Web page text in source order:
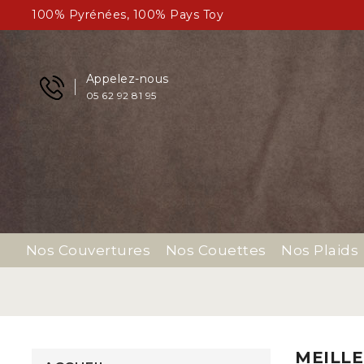
100% Pyrénées, 100% Pays Toy
Appelez-nous
05 62 92 81 95
Nos Couvertures Nos Couettes Nos Plaids